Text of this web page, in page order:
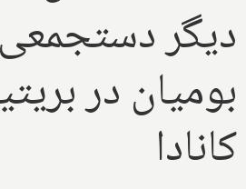
دیگر
بومیان در
کانادا